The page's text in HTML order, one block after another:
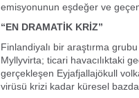
emisyonunun eşdeğer ve
“EN DRAMATİK KRİZ”
Finlandiyalı bir araştırma
Myllyvirta; ticari havacılıktaki
gerçekleşen Eyjafjallajökull
virüsü krizi kadar küresel